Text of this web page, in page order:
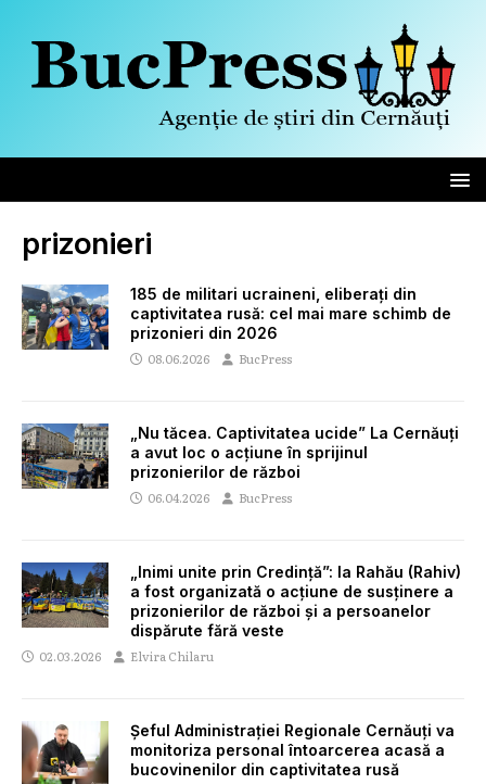
prizonieri
185 de militari ucraineni, eliberați din
captivitatea rusă: cel mai mare schimb de
prizonieri din 2026
08.06.2026 BucPress
„Nu tăcea. Captivitatea ucide” La Cernăuți
a avut loc o acțiune în sprijinul
prizonierilor de război
06.04.2026 BucPress
„Inimi unite prin Credință”: la Rahău (Rahiv)
a fost organizată o acțiune de susținere a
prizonierilor de război și a persoanelor
dispărute fără veste
02.03.2026 Elvira Chilaru
Șeful Administrației Regionale Cernăuți va
monitoriza personal întoarcerea acasă a
bucovinenilor din captivitatea rusă